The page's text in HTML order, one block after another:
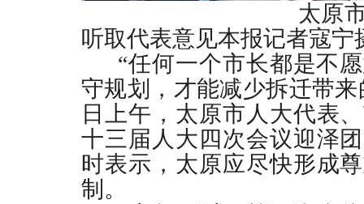
太原市人大代
听取代表意见本报记者寇宁
“任何一个市长都是不愿
守规划，才能减少拆迁带来
日上午，太原市人大代表
十三届人大四次会议迎泽
时表示，太原应尽快形成
制。